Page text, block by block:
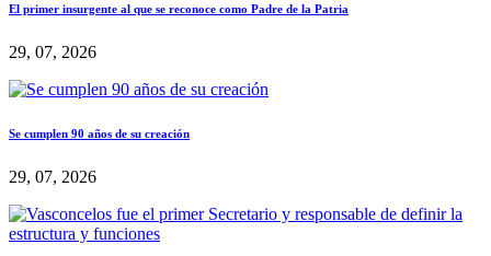
El primer insurgente al que se reconoce como Padre de la Patria
29, 07, 2026
Se cumplen 90 años de su creación
29, 07, 2026